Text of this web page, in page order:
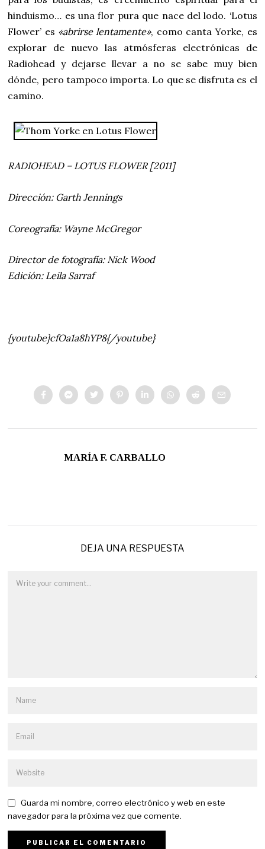
hinduismo… es una flor pura que nace del lodo. ‘Lotus
Flower’ es «abrirse lentamente», como canta Yorke, es
explorar de nuevo las atmósferas electrónicas de
Radiohead y dejarse llevar a no se sabe muy bien
dónde, pero tampoco importa. Lo que se disfruta es el
camino.
RADIOHEAD – LOTUS FLOWER [2011]
Dirección: Garth Jennings
Coreografía: Wayne McGregor
Director de fotografía: Nick Wood
Edición: Leila Sarraf
{youtube}cfOa1a8hYP8{/youtube}
MARÍA F. CARBALLO
DEJA UNA RESPUESTA
Guarda mi nombre, correo electrónico y web en este
navegador para la próxima vez que comente.